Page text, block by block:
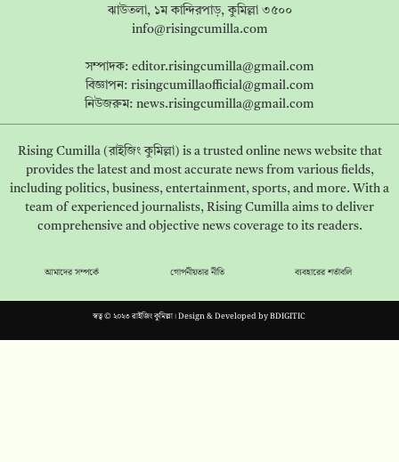
ঝাউতলা, ১ম কান্দিরপাড়, কুমিল্লা ৩৫০০
info@risingcumilla.com
সম্পাদক: editor.risingcumilla@gmail.com
বিজ্ঞাপন: risingcumillaofficial@gmail.com
নিউজরুম: news.risingcumilla@gmail.com
Rising Cumilla (রাইজিং কুমিল্লা) is a trusted online news website that
provides the latest and most accurate news from various fields,
including politics, business, entertainment, sports, and more. With a
team of experienced journalists, Rising Cumilla aims to deliver
comprehensive and objective news coverage to its readers.
আমাদের সম্পর্কে গোপনীয়তার নীতি ব্যবহারের শর্তাবলি
স্বত্ব © ২০২৩ রাইজিং কুমিল্লা। Design & Developed byBDIGITIC